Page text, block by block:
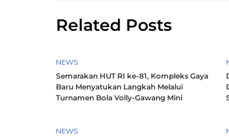
Related Posts
NEWS
Semarakan HUT RI ke-81, Kompleks Gaya
Baru Menyatukan Langkah Melalui
Turnamen Bola Volly-Gawang Mini
NEWS